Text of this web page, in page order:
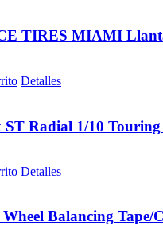
TIRES MIAMI
Detalles
Radial 1/10
Detalles
Balancing Tape/